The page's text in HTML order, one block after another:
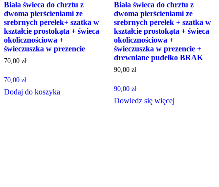
Biała świeca do chrztu z
dwoma pierścieniami ze
srebrnych perełek+ szatka w
kształcie prostokąta + świeca
okolicznościowa +
świeczuszka w prezencie
70,00 zł
70,00 zł
Dodaj do koszyka
Biała świeca do chrztu z
dwoma pierścieniami ze
srebrnych perełek + szatka w
kształcie prostokąta + świeca
okolicznościowa +
świeczuszka w prezencie +
drewniane pudełko BRAK
90,00 zł
90,00 zł
Dowiedz się więcej